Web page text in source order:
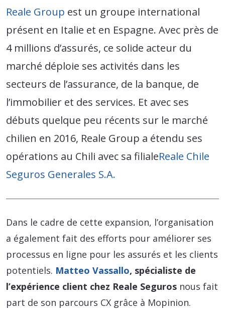
Reale Group est un groupe international
présent en Italie et en Espagne. Avec près de
4 millions d’assurés, ce solide acteur du
marché déploie ses activités dans les
secteurs de l’assurance, de la banque, de
l’immobilier et des services. Et avec ses
débuts quelque peu récents sur le marché
chilien en 2016, Reale Group a étendu ses
opérations au Chili avec sa filialeReale Chile
Seguros Generales S.A.
Dans le cadre de cette expansion, l’organisation
a également fait des efforts pour améliorer ses
processus en ligne pour les assurés et les clients
potentiels. Matteo Vassallo, spécialiste de
l’expérience client chez Reale Seguros nous fait
part de son parcours CX grâce à Mopinion.